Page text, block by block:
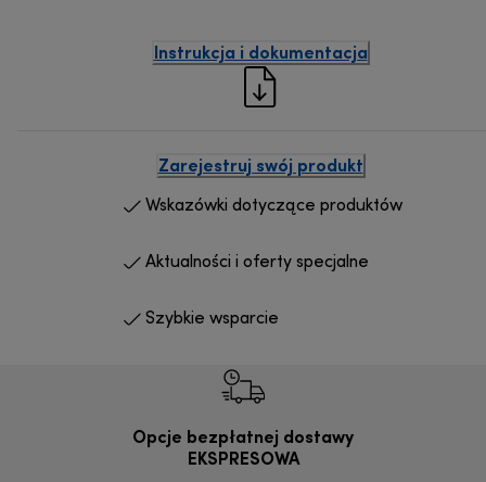
Instrukcja i dokumentacja
Zarejestruj swój produkt
Wskazówki dotyczące produktów
Aktualności i oferty specjalne
Szybkie wsparcie
Opcje bezpłatnej dostawy
EKSPRESOWA